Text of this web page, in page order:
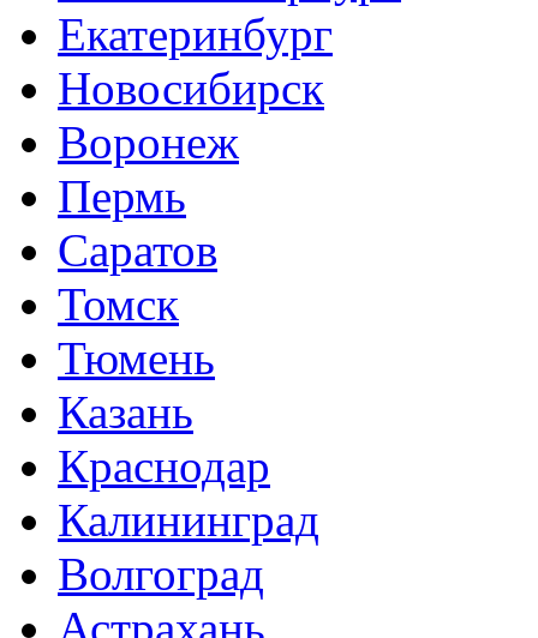
Екатеринбург
Новосибирск
Воронеж
Пермь
Саратов
Томск
Тюмень
Казань
Краснодар
Калининград
Волгоград
Астрахань